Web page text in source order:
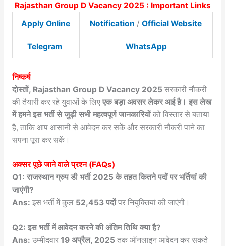
Rajasthan Group D Vacancy 2025 : Important Links
Apply Online
Notification /Official Website
Telegram WhatsApp
निष्कर्ष
दोस्तों, Rajasthan Group D Vacancy 2025 सरकारी नौकरी
की तैयारी कर रहे युवाओं के लिए एक बड़ा अवसर लेकर आई है। इस लेख
में हमने इस भर्ती से जुड़ी सभी महत्वपूर्ण जानकारियोंको विस्तार से बताया
है, ताकि आप आसानी से आवेदन कर सकें और सरकारी नौकरी पाने का
सपना पूरा कर सकें।
अक्सर पूछे जाने वाले प्रश्न (FAQs)
Q1: राजस्थान ग्रुप डी भर्ती 2025 के तहत कितने पदों पर भर्तियां की
जाएंगी?
Ans: इस भर्ती में कुल 52,453 पदोंपर नियुक्तियां की जाएंगी।
Q2: इस भर्ती में आवेदन करने की अंतिम तिथि क्या है?
Ans: उम्मीदवार 19 अप्रैल, 2025 तक ऑनलाइन आवेदन कर सकते